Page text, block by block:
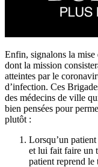
Enfin, signalons la mise
dont la mission
atteintes par le
d’infection. Ces
des médecins de ville
bien pensées pour
plutôt :
Lorsqu’un patient
et lui fait faire un
patient reprend